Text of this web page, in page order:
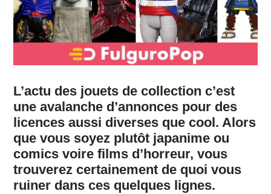
L’actu des jouets de collection c’est
une avalanche d’annonces pour des
licences aussi diverses que cool. Alors
que vous soyez plutôt japanime ou
comics voire films d’horreur, vous
trouverez certainement de quoi vous
ruiner dans ces quelques lignes.